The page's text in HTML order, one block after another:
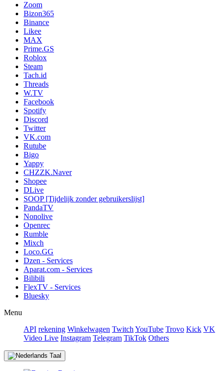
Zoom
Bizon365
Binance
Likee
MAX
Prime.GS
Roblox
Steam
Tach.id
Threads
W.TV
Facebook
Spotify
Discord
Twitter
VK.com
Rutube
Bigo
Yappy
CHZZK.Naver
Shopee
DLive
SOOP [Tijdelijk zonder gebruikerslijst]
PandaTV
Nonolive
Openrec
Rumble
Mixch
Loco.GG
Dzen - Services
Aparat.com - Services
Bilibili
FlexTV - Services
Bluesky
Menu
API rekening Winkelwagen Twitch YouTube Trovo Kick VK
Video Live Instagram Telegram TikTok Others
Taal